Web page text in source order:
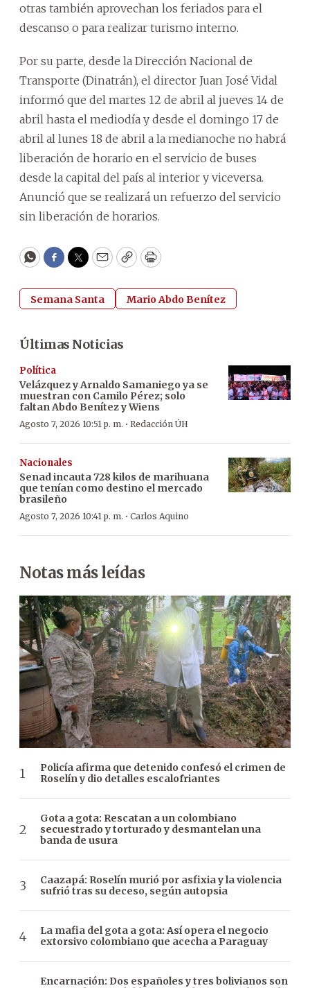
otras también aprovechan los feriados para el
descanso o para realizar turismo interno.
Por su parte, desde la Dirección Nacional de
Transporte (Dinatrán), el director Juan José Vidal
informó que del martes 12 de abril al jueves 14 de
abril hasta el mediodía y desde el domingo 17 de
abril al lunes 18 de abril a la medianoche no habrá
liberación de horario en el servicio de buses
desde la capital del país al interior y viceversa.
Anunció que se realizará un refuerzo del servicio
sin liberación de horarios.
WhatsApp
Facebook
Twitter
EmailCopyPrint
Semana Santa Mario Abdo Benítez
Últimas Noticias
Política
Velázquez y Arnaldo Samaniego ya se
muestran con Camilo Pérez; solo
faltan Abdo Benítez y Wiens
Agosto 7, 2026 10:51 p. m. · Redacción ÚH
Nacionales
Senad incauta 728 kilos de marihuana
que tenían como destino el mercado
brasileño
Agosto 7, 2026 10:41 p. m. · Carlos Aquino
Notas más leídas
Policía afirma que detenido confesó el crimen de
Roselín y dio detalles escalofriantes
Gota a gota: Rescatan a un colombiano
secuestrado y torturado y desmantelan una
banda de usura
Caazapá: Roselín murió por asfixia y la violencia
sufrió tras su deceso, según autopsia
La mafia del gota a gota: Así opera el negocio
extorsivo colombiano que acecha a Paraguay
Encarnación: Dos españoles y tres bolivianos son